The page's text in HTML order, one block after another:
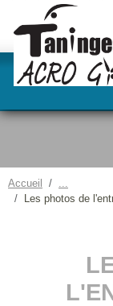
Accueil
Les photos de
Panneau de